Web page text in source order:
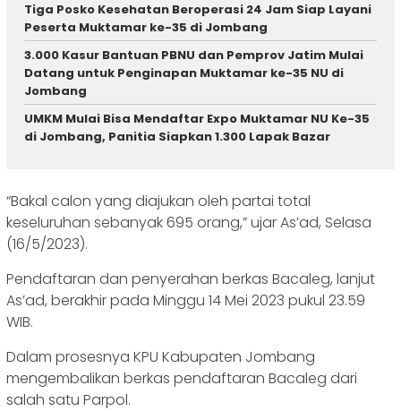
Tiga Posko Kesehatan Beroperasi 24 Jam Siap Layani
Peserta Muktamar ke-35 di Jombang
3.000 Kasur Bantuan PBNU dan Pemprov Jatim Mulai
Datang untuk Penginapan Muktamar ke-35 NU di
Jombang
UMKM Mulai Bisa Mendaftar Expo Muktamar NU Ke-35
di Jombang, Panitia Siapkan 1.300 Lapak Bazar
“Bakal calon yang diajukan oleh partai total
keseluruhan sebanyak 695 orang,” ujar As’ad, Selasa
(16/5/2023).
Pendaftaran dan penyerahan berkas Bacaleg, lanjut
As’ad, berakhir pada Minggu 14 Mei 2023 pukul 23.59
WIB.
Dalam prosesnya KPU Kabupaten Jombang
mengembalikan berkas pendaftaran Bacaleg dari
salah satu Parpol.